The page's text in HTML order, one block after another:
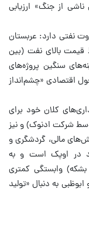
از جنگ» ارزیابی
نفتی دارد: عربستان
قیمت بالای نفت (بین
سنگین پروژه‌های
اقتصادی «چشم‌انداز
کلان خود برای
۱۵۰ میلیارد دلار توسط شرکت ادنوک) و نیز
مالی، گردشگری و
در اوپک است و به
(حدود ۵۰ دلار در هر بشکه) وابستگی کمتری
به دنبال «تولید